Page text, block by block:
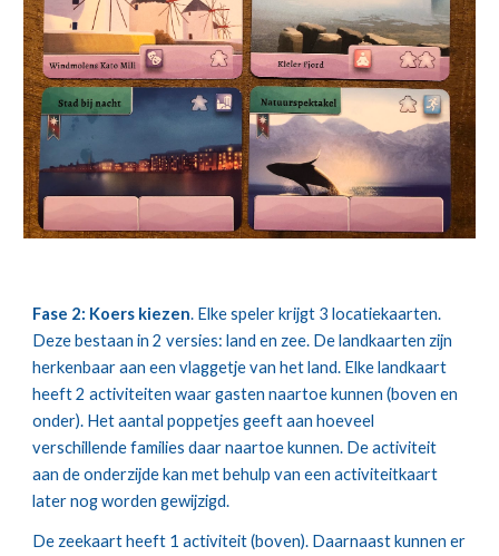
Fase 2: Koers kiezen. Elke speler krijgt 3 locatiekaarten.
Deze bestaan in 2 versies: land en zee. De landkaarten zijn
herkenbaar aan een vlaggetje van het land. Elke landkaart
heeft 2 activiteiten waar gasten naartoe kunnen (boven en
onder). Het aantal poppetjes geeft aan hoeveel
verschillende families daar naartoe kunnen. De activiteit
aan de onderzijde kan met behulp van een activiteitkaart
later nog worden gewijzigd.
De zeekaart heeft 1 activiteit (boven). Daarnaast kunnen er